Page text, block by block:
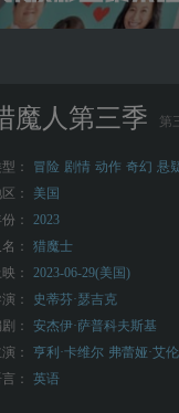
魔人第三季 第
： 冒险 剧情 动作 奇幻 悬
：
美国
：
2023
：
猎魔士
映：
2023-06-29(美国)
：
史蒂芬·瑟吉克
：
安杰伊·萨普科夫斯基
：
亨利·卡维尔 弗蕾娅·艾伦
：
英语